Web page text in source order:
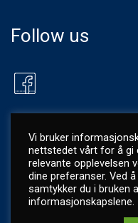
Follow us
Vi bruker
nettstedet vårt for å gi
relevante opplevelsen
dine preferanser. Ved å
samtykker du i bruken
informasjonskapslene.